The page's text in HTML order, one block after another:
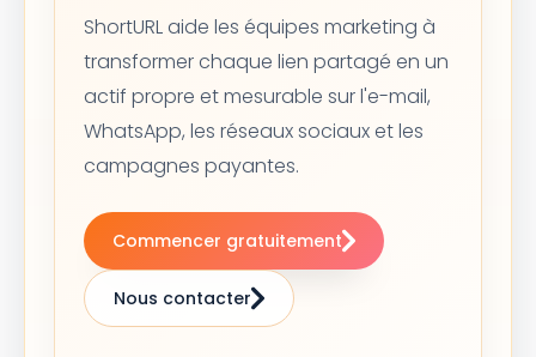
ShortURL aide les équipes marketing à
transformer chaque lien partagé en un
actif propre et mesurable sur l'e-mail,
WhatsApp, les réseaux sociaux et les
campagnes payantes.
Commencer gratuitement
Nous contacter